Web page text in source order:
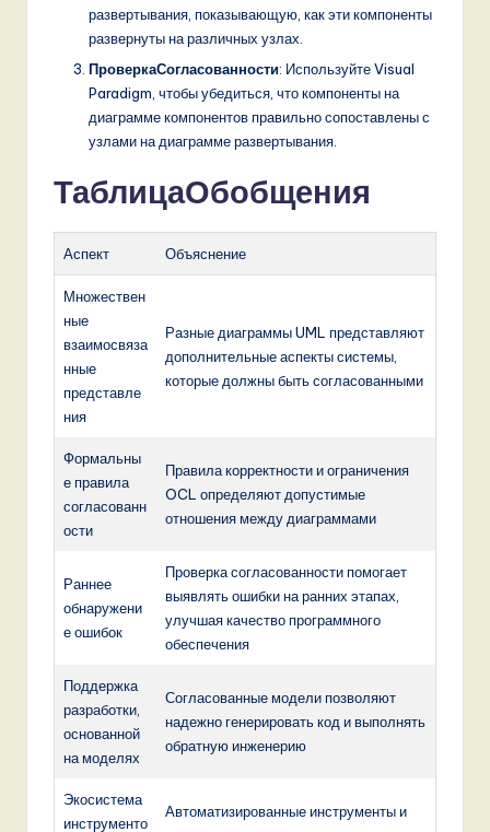
развертывания, показывающую, как эти компоненты
развернуты на различных узлах.
ПроверкаСогласованности: Используйте Visual
Paradigm, чтобы убедиться, что компоненты на
диаграмме компонентов правильно сопоставлены с
узлами на диаграмме развертывания.
ТаблицаОбобщения
Аспект Объяснение
Множествен
ные
взаимосвяза
нные
представле
ния
Разные диаграммы UML представляют
дополнительные аспекты системы,
которые должны быть согласованными
Формальны
е правила
согласованн
ости
Правила корректности и ограничения
OCL определяют допустимые
отношения между диаграммами
Раннее
обнаружени
е ошибок
Проверка согласованности помогает
выявлять ошибки на ранних этапах,
улучшая качество программного
обеспечения
Поддержка
разработки,
основанной
на моделях
Согласованные модели позволяют
надежно генерировать код и выполнять
обратную инженерию
Экосистема
инструменто
Автоматизированные инструменты и